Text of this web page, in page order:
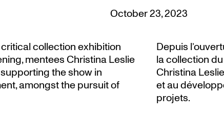
October 23, 2023
collection exhibition
mentees Christina Leslie
the show in
amongst the pursuit of
Depuis
la collection
Christina
et au
projets.